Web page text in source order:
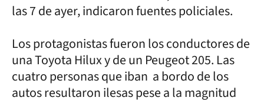
las 7 de ayer, indicaron fuentes policiales.
Los protagonistas fueron los conductores de
una Toyota Hilux y de un Peugeot 205. Las
cuatro personas que iban a bordo de los
autos resultaron ilesas pese a la magnitud